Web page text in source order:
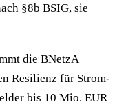
§8b BSIG, sie
die BNetzA
Resilienz für Strom-
bis 10 Mio. EUR